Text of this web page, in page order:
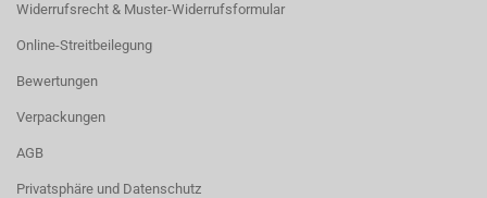
Widerrufsrecht & Muster-Widerrufsformular
Online-Streitbeilegung
Bewertungen
Verpackungen
AGB
Privatsphäre und Datenschutz